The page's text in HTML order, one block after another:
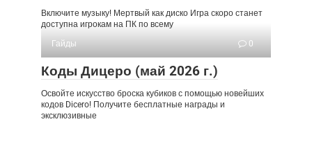
Включите музыку! Мертвый как диско Игра скоро станет
доступна игрокам на ПК по всему
Гайды
0
Коды Дицеро (май 2026 г.)
Освойте искусство броска кубиков с помощью новейших
кодов Dicero! Получите бесплатные награды и
эксклюзивные